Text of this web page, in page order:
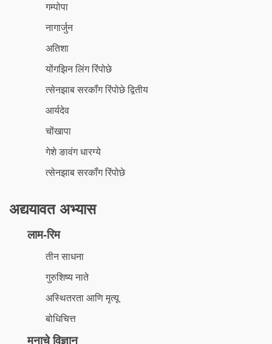
गम्पोपा
नागार्जुन
अतिशा
योंगझिन लिंग रिंपोछे
त्सेनझाब सरकॉंग रिंपोछे द्वितीय
आर्यदेव
चोंखापा
गेशे ङावंग धारग्ये
त्सेनझाब सरकॉंग रिंपोछे
अद्ययावत अभ्यास
लाम-रिम
तीन साधना
गुरुशिष्य नाते
अस्थितरता आणि मृत्यू
बोधिचित्त
मनाचे विज्ञान